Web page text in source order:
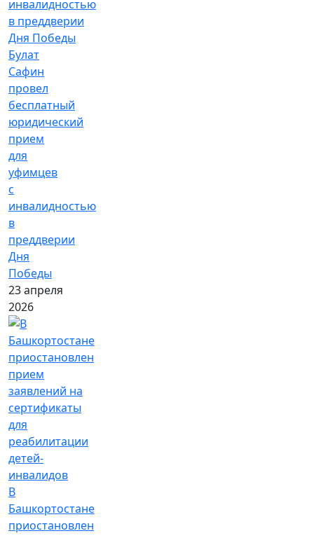
Булат
Сафин
провел
бесплатный
юридический
прием
для
уфимцев
с
инвалидностью
в
преддверии
Дня
Победы
23 апреля
2026
В
Башкортостане
приостановлен